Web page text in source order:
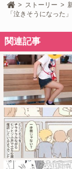
ストーリー
「泣きそうになった
関連記事